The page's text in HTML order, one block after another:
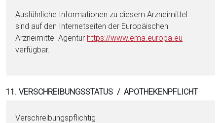
Ausführliche Informationen zu diesem Arzneimittel
sind auf den Internetseiten der Europäischen
Arzneimittel-Agentur https://www.ema.eu­ropa.eu
verfügbar.
11. VERSCHREIBUNGSSTATUS / APOTHEKENPFLICHT
Verschreibungspflichtig